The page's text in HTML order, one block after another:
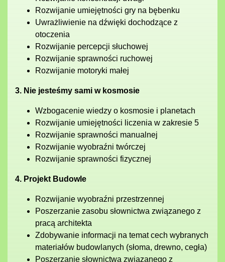
Rozwijanie umiejętności gry na bębenku
Uwrażliwienie na dźwięki dochodzące z
otoczenia
Rozwijanie percepcji słuchowej
Rozwijanie sprawności ruchowej
Rozwijanie motoryki małej
3. Nie jesteśmy sami w kosmosie
Wzbogacenie wiedzy o kosmosie i planetach
Rozwijanie umiejętności liczenia w zakresie 5
Rozwijanie sprawności manualnej
Rozwijanie wyobraźni twórczej
Rozwijanie sprawności fizycznej
4. Projekt Budowle
Rozwijanie wyobraźni przestrzennej
Poszerzanie zasobu słownictwa związanego z
pracą architekta
Zdobywanie informacji na temat cech wybranych
materiałów budowlanych (słoma, drewno, cegła)
Poszerzanie słownictwa związanego z